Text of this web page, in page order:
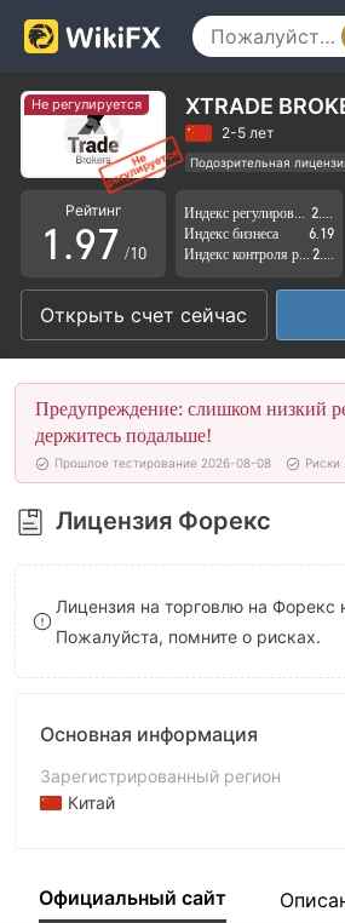
Не регулируется XTRADE
2-5 лет
Подозрительная
Регион деятельности
Высокие потенциальные
Рейтинг
0
1
2
3
4
5
6
7
8
9
.
5
6
7
8
9
3
4
5
6
7
8
9
/10
Индекс бизнеса
6.19
Открыть счет сейчас
Предупреждение: слишком низкий
держитесь подальше!
Прошлое тестирование 2026-08-08 Риски
Лицензия Форекс
Лицензия на торговлю на Форекс
Пожалуйста, помните о рисках.
Основная информация
Зарегистрированный регион
Китай
Компания
Официальный сайт